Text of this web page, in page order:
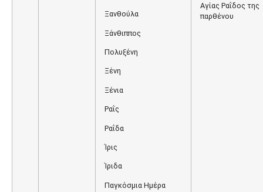
Ξανθούλα
Ξάνθιππος
Πολυξένη
Ξένη
Ξένια
Ραΐς
Ραΐδα
Ίρις
Ίριδα
Παγκόσμια Ημέρα
Αγίας Ραΐδος της
παρθένου